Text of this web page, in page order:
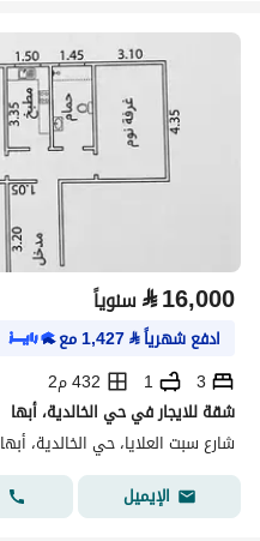
⃁16,000 سنوياً
ادفع شهرياً⃁
1,427مع
3
1
432 م2
شقة للايجار في حي الخالدية، أبها
شارع سبت العلايا، حي الخالدية، أبها
الإيميل